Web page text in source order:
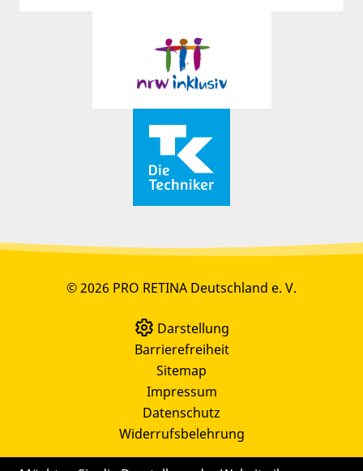
© 2026 PRO RETINA Deutschland e. V.
Darstellung
Barrierefreiheit
Sitemap
Impressum
Datenschutz
Widerrufsbelehrung